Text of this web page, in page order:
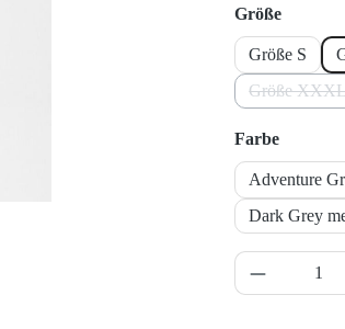
Größe
Größe S
Größe
Farbe
Adventure
Dark Grey
Produkt